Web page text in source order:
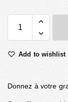
Add to wishlist
Donnez à votre